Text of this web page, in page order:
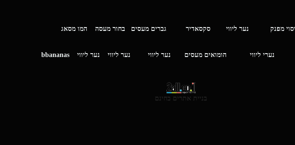
מפנק נער ליווי סקסאדיר גברים מעסים בחור מעסה המו מסאג
נערי ליווי הומואים מעסים נער ליווי נער ליווי נער ליווי bbananas
בניית אתרים בחינם